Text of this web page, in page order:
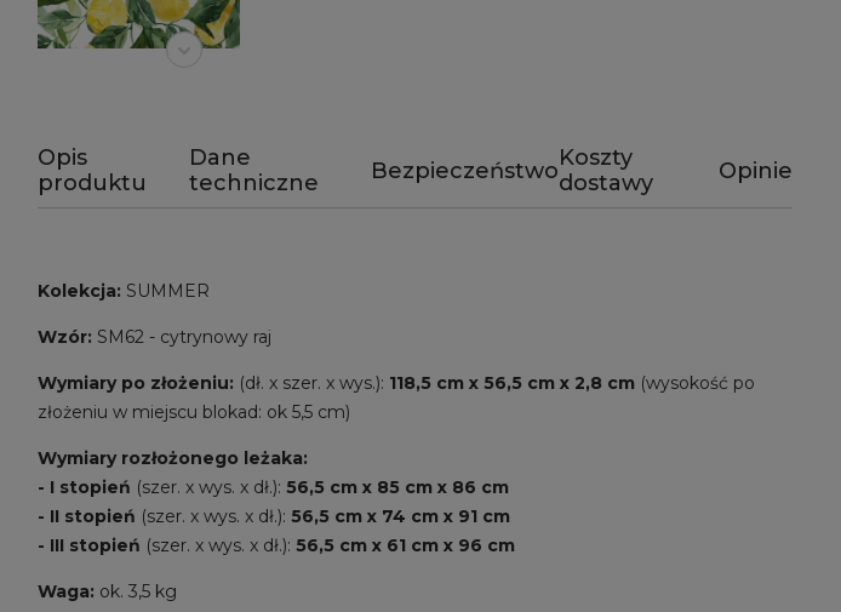
Opis
produktu
Dane
techniczne
BezpieczeństwoKoszty
dostawy
Opinie
Kolekcja: SUMMER
Wzór: SM62 - cytrynowy raj
Wymiary po złożeniu: (dł. x szer. x wys.): 118,5 cm x 56,5 cm x 2,8 cm (wysokość po
złożeniu w miejscu blokad: ok 5,5 cm)
Wymiary rozłożonego leżaka:
- I stopień (szer. x wys. x dł.): 56,5 cm x 85 cm x 86 cm
- II stopień (szer. x wys. x dł.): 56,5 cm x 74 cm x 91 cm
- III stopień (szer. x wys. x dł.): 56,5 cm x 61 cm x 96 cm
Waga: ok. 3,5 kg